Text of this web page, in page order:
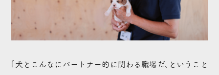
「犬とこんなにパートナー的に関わる職場だ、ということ